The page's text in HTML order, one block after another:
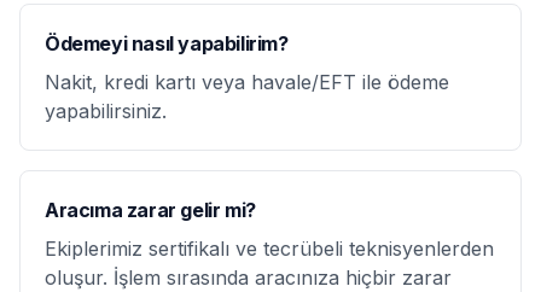
Ödemeyi nasıl yapabilirim?
Nakit, kredi kartı veya havale/EFT ile ödeme
yapabilirsiniz.
Aracıma zarar gelir mi?
Ekiplerimiz sertifikalı ve tecrübeli teknisyenlerden
oluşur. İşlem sırasında aracınıza hiçbir zarar